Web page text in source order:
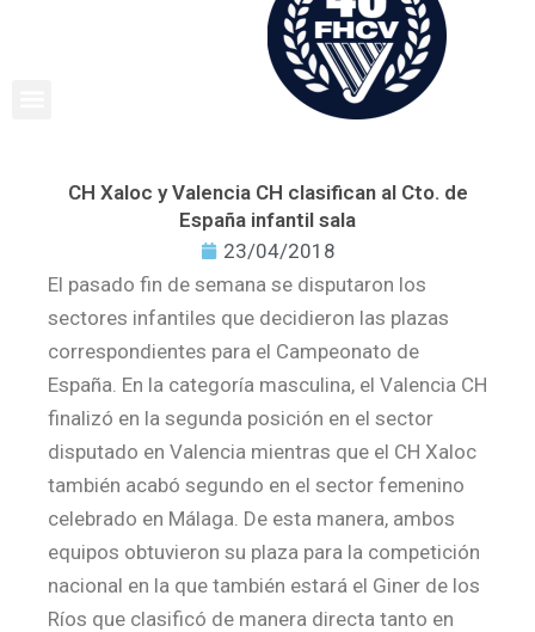
CH Xaloc y Valencia CH clasifican al Cto. de
España infantil sala
23/04/2018
El pasado fin de semana se disputaron los
sectores infantiles que decidieron las plazas
correspondientes para el Campeonato de
España. En la categoría masculina, el Valencia CH
finalizó en la segunda posición en el sector
disputado en Valencia mientras que el CH Xaloc
también acabó segundo en el sector femenino
celebrado en Málaga. De esta manera, ambos
equipos obtuvieron su plaza para la competición
nacional en la que también estará el Giner de los
Ríos que clasificó de manera directa tanto en